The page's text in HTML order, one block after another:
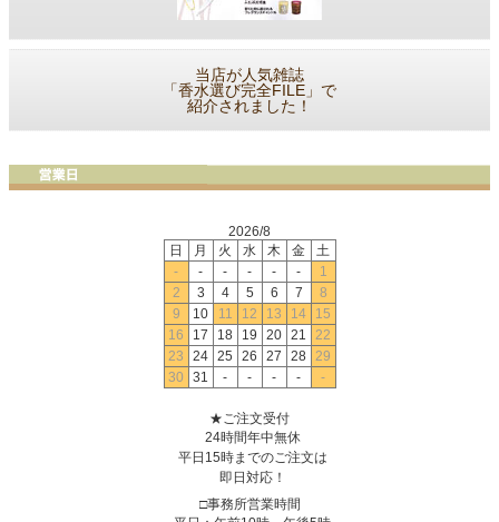
当店が人気雑誌
「香水選び完全FILE」で
紹介されました！
2026/8
日
月 火 水 木 金
土
-
- - - - -
1
2
3 4 5 6 7
8
9
10 11 12 13 14
15
16
17 18 19 20 21
22
23
24 25 26 27 28 29
30
31 - - - - -
★ご注文受付
24時間年中無休
平日15時までのご注文は
即日対応！
□事務所営業時間